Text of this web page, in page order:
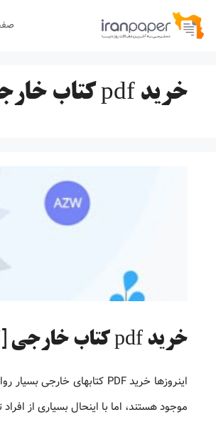
پرش
خرید pdf کتاب خارجی شریف
خرید pdf کتاب خارجی [تا 98% تخفیف]
موجود هستند، اما با اینحال بسیاری از